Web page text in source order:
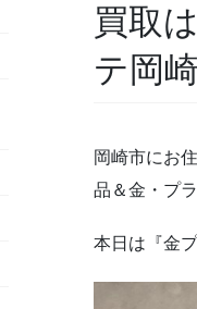
買取
テ岡
岡崎市にお
品＆金・プ
本日は『金